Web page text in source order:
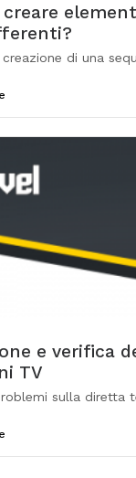
creare
di una
e verifica
TV
sulla diretta